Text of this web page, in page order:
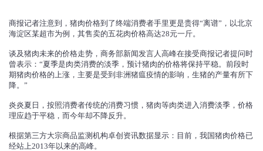
商报记者注意到，猪肉价格到了终端消费者手里更是贵得“离谱”，以北京
海淀区某超市为例，其售卖的五花肉价格高达28元一斤。
谈及猪肉未来的价格走势，商务部新闻发言人高峰在接受商报记者提问时
曾表示：“夏季是肉类消费的淡季，预计猪肉的价格将保持平稳。前段时
期猪肉价格的上涨，主要是受到非洲猪瘟疫情的影响，生猪的产量有所下
降。”
炎炎夏日，按照消费者传统的消费习惯，猪肉等肉类进入消费淡季，价格
理应趋于平稳，而今年却不降反升。
根据第三方大宗商品监测机构卓创资讯数据显示：目前，我国猪肉价格已
经站上2013年以来的高峰。